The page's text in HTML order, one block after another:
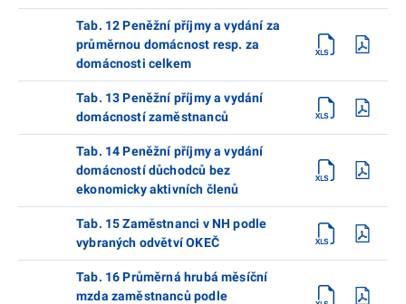
Tab. 12 Peněžní příjmy a vydání za
průměrnou domácnost resp. za
domácnosti celkem
Tab. 13 Peněžní příjmy a vydání
domácností zaměstnanců
Tab. 14 Peněžní příjmy a vydání
domácností důchodců bez
ekonomicky aktivních členů
Tab. 15 Zaměstnanci v NH podle
vybraných odvětví OKEČ
Tab. 16 Průměrná hrubá měsíční
mzda zaměstnanců podle